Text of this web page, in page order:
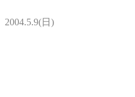
2004.5.9(日)